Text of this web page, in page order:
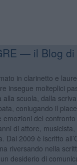
— il Blog di
in clarinetto e
insegue molteplici
alla scuola, dalla
coniugando il
emozioni del confronto
di attore, musicista,
Dal 2009 è iscritto
riversando nella
desiderio di